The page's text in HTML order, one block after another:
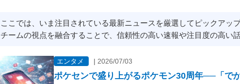
ここでは、いま注目されている最新ニュースを厳選してピックアッ
チームの視点を融合することで、信頼性の高い速報や注目度の高い
エンタメ | 2026/07/03
ポケセンで盛り上がるポケモン30周年──「で